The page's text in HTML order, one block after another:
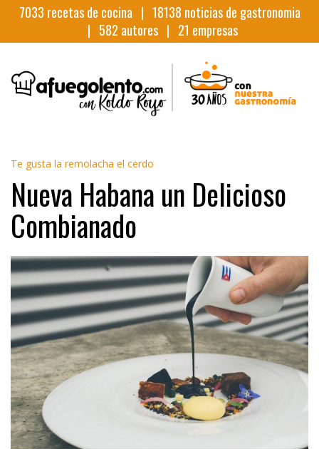
7033 recetas de cocina | 18138 noticias de gastronomia
| 582 autores | 21 empresas
Te gusta la remolacha el cerdo
Nueva Habana un Delicioso
Combianado